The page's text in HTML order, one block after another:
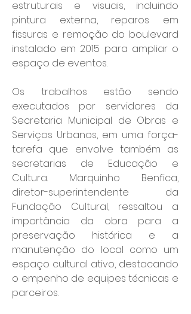
estruturais e visuais, incluindo
pintura externa, reparos em
fissuras e remoção do boulevard
instalado em 2015 para ampliar o
espaço de eventos.
Os trabalhos estão sendo
executados por servidores da
Secretaria Municipal de Obras e
Serviços Urbanos, em uma força-
tarefa que envolve também as
secretarias de Educação e
Cultura. Marquinho Benfica,
diretor-superintendente da
Fundação Cultural, ressaltou a
importância da obra para a
preservação histórica e a
manutenção do local como um
espaço cultural ativo, destacando
o empenho de equipes técnicas e
parceiros.